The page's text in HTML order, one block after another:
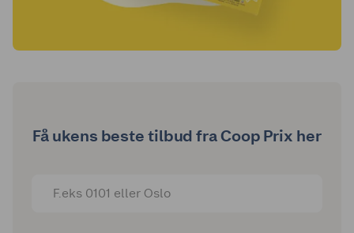
Få ukens beste tilbud fra Coop Prix her